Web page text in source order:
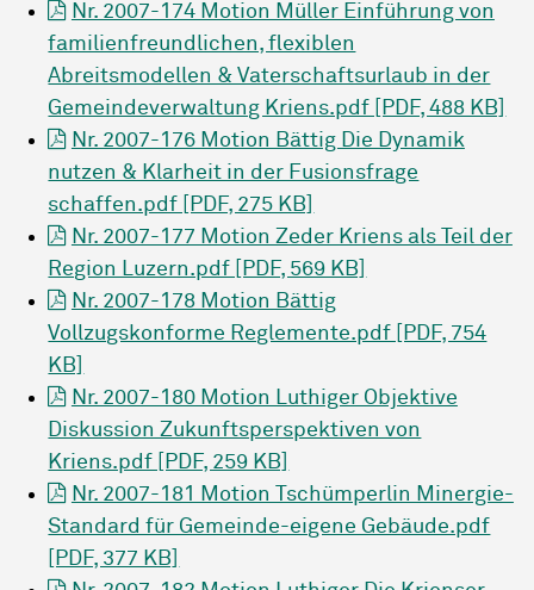
Nr. 2007-174 Motion Müller Einführung von
familienfreundlichen, flexiblen
Abreitsmodellen & Vaterschaftsurlaub in der
Gemeindeverwaltung Kriens.pdf [PDF, 488 KB]
Nr. 2007-176 Motion Bättig Die Dynamik
nutzen & Klarheit in der Fusionsfrage
schaffen.pdf [PDF, 275 KB]
Nr. 2007-177 Motion Zeder Kriens als Teil der
Region Luzern.pdf [PDF, 569 KB]
Nr. 2007-178 Motion Bättig
Vollzugskonforme Reglemente.pdf [PDF, 754
KB]
Nr. 2007-180 Motion Luthiger Objektive
Diskussion Zukunftsperspektiven von
Kriens.pdf [PDF, 259 KB]
Nr. 2007-181 Motion Tschümperlin Minergie-
Standard für Gemeinde-eigene Gebäude.pdf
[PDF, 377 KB]